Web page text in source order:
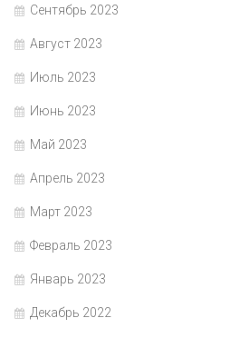
Сентябрь 2023
Август 2023
Июль 2023
Июнь 2023
Май 2023
Апрель 2023
Март 2023
Февраль 2023
Январь 2023
Декабрь 2022